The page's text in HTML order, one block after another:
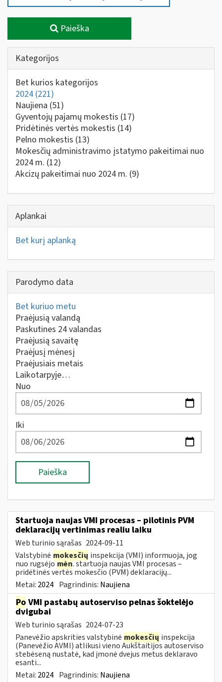
Paieška
Kategorijos
Bet kurios kategorijos
2024 (221)
Naujiena (51)
Gyventojų pajamų mokestis (17)
Pridėtinės vertės mokestis (14)
Pelno mokestis (13)
Mokesčių administravimo įstatymo pakeitimai nuo
2024 m. (12)
Akcizų pakeitimai nuo 2024 m. (9)
Aplankai
Bet kurį aplanką
Parodymo data
Bet kuriuo metu
Praėjusią valandą
Paskutines 24 valandas
Praėjusią savaitę
Praėjusį mėnesį
Praėjusiais metais
Laikotarpyje…
Nuo
Iki
Paieška
Startuoja naujas VMI procesas – pilotinis PVM
deklaracijų vertinimas realiu laiku
Web turinio sąrašas 2024-09-11
Valstybinė mokesčių inspekcija (VMI) informuoja, jog
nuo rugsėjomėn. startuoja naujas VMI procesas –
pridėtinės vertės mokesčio (PVM) deklaracijų...
Metai: 2024 Pagrindinis: Naujiena
Po VMI pastabų autoserviso pelnas šoktelėjo
dvigubai
Web turinio sąrašas 2024-07-23
Panevėžio apskrities valstybinė mokesčių inspekcija
(Panevėžio AVMI) atlikusi vieno Aukštaitijos autoserviso
stebėseną nustatė, kad įmonė dvejus metus deklaravo
esanti...
Metai: 2024 Pagrindinis: Naujiena